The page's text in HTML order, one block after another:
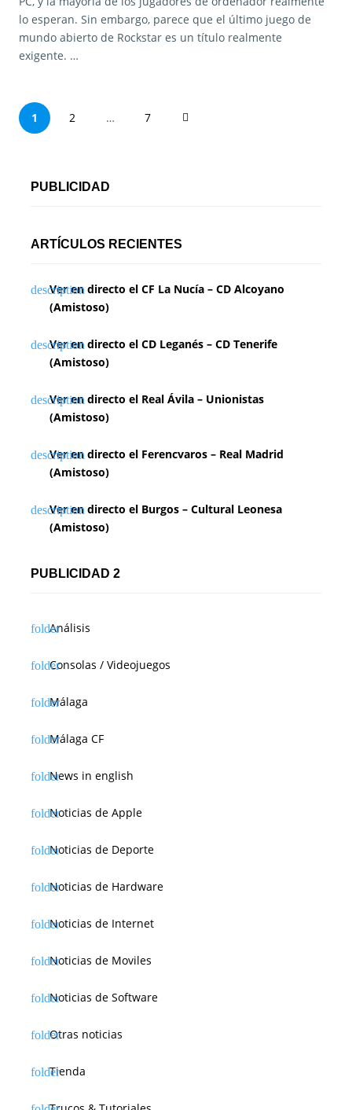
lo esperan. Sin embargo, parece que el último juego de
mundo abierto de Rockstar es un título realmente
exigente. …
P
g
n
c
ó
e
n
d
a
1 2 … 7
PUBLICIDAD
ARTÍCULOS RECIENTES
Ver en directo el CF La Nucía – CD Alcoyano
(Amistoso)
Ver en directo el CD Leganés – CD Tenerife
(Amistoso)
Ver en directo el Real Ávila – Unionistas
(Amistoso)
Ver en directo el Ferencvaros – Real Madrid
(Amistoso)
Ver en directo el Burgos – Cultural Leonesa
(Amistoso)
PUBLICIDAD 2
Análisis
Consolas / Videojuegos
Málaga
Málaga CF
News in english
Noticias de Apple
Noticias de Deporte
Noticias de Hardware
Noticias de Internet
Noticias de Moviles
Noticias de Software
Otras noticias
Tienda